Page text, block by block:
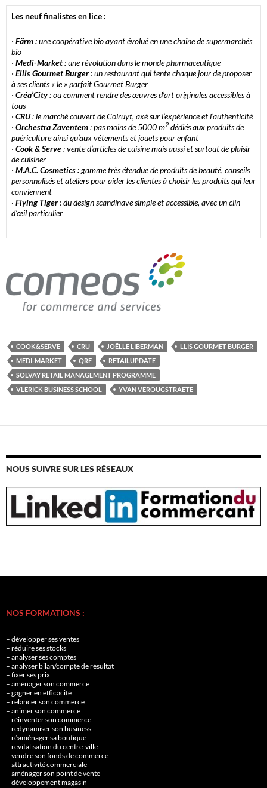
Les neuf finalistes en lice :
· Färm :une coopérative bio ayant évolué en une chaîne de supermarchés
bio
· Medi-Market: une révolution dans le monde pharmaceutique
· Ellis Gourmet Burger: un restaurant qui tente chaque jour de proposer
à ses clients « le » parfait Gourmet Burger
· Créa’City: ou comment rendre des œuvres d’art originales accessibles à
tous
· CRU: le marché couvert de Colruyt, axé sur l’expérience et l’authenticité
· Orchestra Zaventem: pas moins de 5000 m2 dédiés aux produits de
puériculture ainsi qu’aux vêtements et jouets pour enfant
· Cook & Serve: vente d’articles de cuisine mais aussi et surtout deplaisir
de cuisiner
· M.A.C. Cosmetics :gamme très étendue de produits de beauté, conseils
personnalisés et ateliers pour aider les clientes à choisir les produits qui leur
conviennent
· Flying Tiger: du design scandinave simple et accessible, avec un clin
d’œil particulier
COOK&SERVE CRU JOËLLE LIBERMAN
LLIS GOURMET BURGER
MEDI-MARKET
QRF
RETAILUPDATE
SOLVAY RETAIL MANAGEMENT PROGRAMME
VLERICK BUSINESS SCHOOL
YVAN VEROUGSTRAETE
NOUS SUIVRE SUR LES RÉSEAUX
NOS FORMATIONS :
– développer ses ventes
– réduire ses stocks
– analyser ses comptes
– analyser bilan/compte de résultat
– fixer ses prix
– aménager son commerce
– gagner en efficacité
– relancer son commerce
– animer son commerce
– réinventer son commerce
– redynamiser son business
– réaménager sa boutique
– revitalisation du centre-ville
– vendre son fonds de commerce
– attractivité commerciale
– aménager son point de vente
– développement magasin